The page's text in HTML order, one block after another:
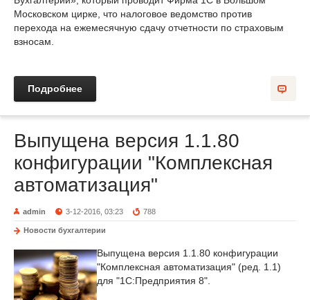
Московском цирке, что налоговое ведомство против
перехода на ежемесячную сдачу отчетности по страховым
взносам.
Подробнее
Выпущена версия 1.1.80
конфигурации "Комплексная
автоматизация"
admin 3-12-2016, 03:23 788
Новости бухгалтерии
Выпущена версия 1.1.80 конфигурации
"Комплексная автоматизация" (ред. 1.1)
для "1С:Предприятия 8".